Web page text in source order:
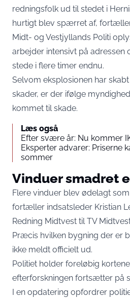
redningsfolk ud til stedet i
hurtigt blev spærret af,
Midt- og Vestjyllands Politi
arbejder intensivt på
stede i flere timer endnu.
Selvom eksplosionen har
skader, er der ifølge
kommet til skade.
Læs også
Efter svære år: Nu kommer
Eksperter advarer: Priserne
sommer
Vinduer smadret
Flere vinduer blev ødelagt
fortæller indsatsleder Kristian
Redning Midtvest til TV
Præcis hvilken bygning der er
ikke meldt officielt ud.
Politiet holder foreløbig
efterforskningen fortsætter på
I en opdatering opfordrer